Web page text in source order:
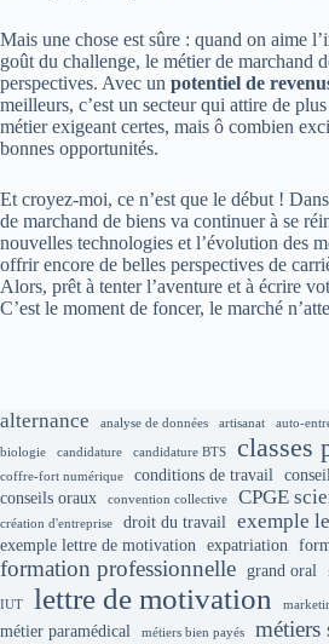
Mais une chose est sûre : quand on aime
goût du challenge, le métier de marchand
perspectives. Avec un potentiel de
meilleurs, c’est un secteur qui attire de
métier exigeant certes, mais ô combien
bonnes opportunités.
Et croyez-moi, ce n’est que le début !
de marchand de biens va continuer à se
nouvelles technologies et l’évolution des
offrir encore de belles perspectives de
Alors, prêt à tenter l’aventure et à écrire
C’est le moment de foncer, le marché
alternance analyse de données artisanat auto-
biologie candidature candidature BTS classes
coffre-fort numérique conditions de travail
conseils oraux
convention collective CPGE
création d'entreprise droit du travail exemple
exemple lettre de motivation expatriation
formation professionnelle grand oral
IUT lettre de motivation
métier paramédical métiers bien payés métiers